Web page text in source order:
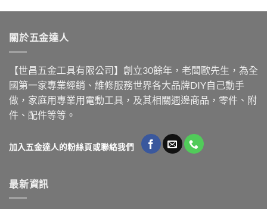
關於五金達人
【世昌五金工具有限公司】創立30餘年，老闆歐先生，為全
國第一家專業經銷、維修服務世界各大品牌DIY自己動手
做，家庭用專業用電動工具，及其相關週邊商品，零件、附
件、配件等等。
加入五金達人的粉絲頁或聯絡我們
最新資訊